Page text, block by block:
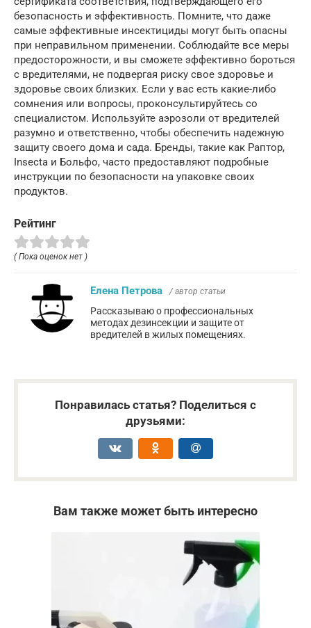
безопасность и эффективность. Помните, что даже
самые эффективные инсектициды могут быть опасны
при неправильном применении. Соблюдайте все меры
предосторожности, и вы сможете эффективно бороться
с вредителями, не подвергая риску свое здоровье и
здоровье своих близких. Если у вас есть какие-либо
сомнения или вопросы, проконсультируйтесь со
специалистом. Используйте аэрозоли от вредителей
разумно и ответственно, чтобы обеспечить надежную
защиту своего дома и сада. Бренды, такие как Раптор,
Insecta и Больфо, часто предоставляют подробные
инструкции по безопасности на упаковке своих
продуктов.
Рейтинг
( Пока оценок нет )
Елена Петрова / автор статьи
Рассказываю о профессиональных
методах дезинсекции и защите от
вредителей в жилых помещениях.
Понравилась статья? Поделиться с
друзьями:
Вам также может быть интересно